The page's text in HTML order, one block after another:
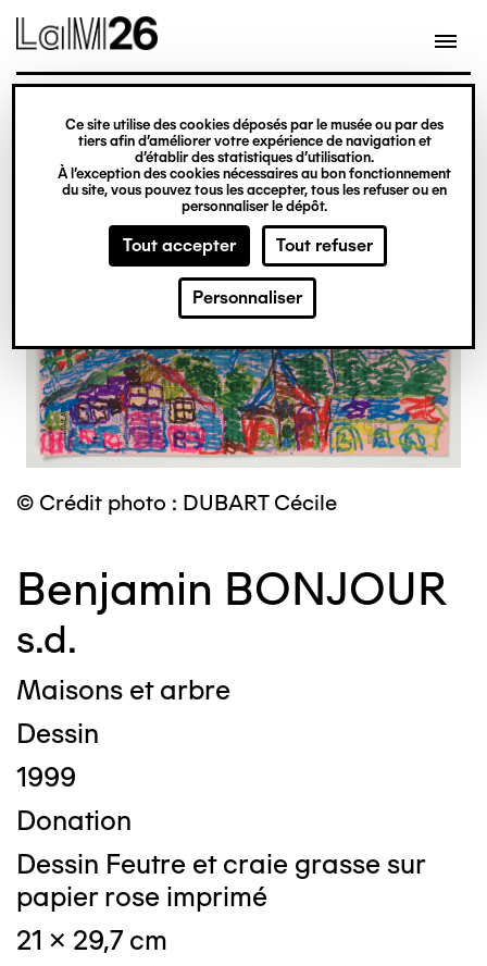
Gestion des cookies
Ce site utilise des cookies déposés par le musée ou par des
tiers afin d’améliorer votre expérience de navigation et
d’établir des statistiques d’utilisation.
À l’exception des cookies nécessaires au bon fonctionnement
du site, vous pouvez tous les accepter, tous les refuser ou en
personnaliser le dépôt.
Tout accepter Tout refuser
Personnaliser
contenu
© Crédit photo : DUBART Cécile
Benjamin BONJOUR
s.d.
Maisons et arbre
Dessin
1999
Donation
Dessin Feutre et craie grasse sur
papier rose imprimé
21 x 29,7 cm